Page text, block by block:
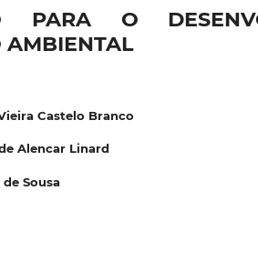
PARA O
AMBIENTAL
Castelo Branco
Alencar Linard
Sousa